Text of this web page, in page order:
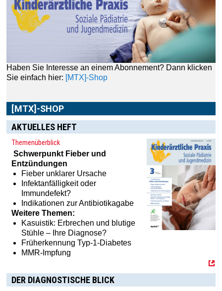
[MTX]-SHOP
Im[MTX]-Shopfinden Sie alle Produkte aus unserem
Verlagsprogramm: Bücher, Zeitschriften oder
Schulungsprogramme sowie praktische Accessoires.
AKTUELLES HEFT
Themenüberblick
Schwerpunkt Fieber und
Entzündungen
Fieber unklarer Ursache
Infektanfälligkeit oder
Immundefekt?
Indikationen zur Antibiotikagabe
Weitere Themen:
Kasuistik: Erbrechen und blutige
Stühle – Ihre Diagnose?
Früherkennung Typ-1-Diabetes
MMR-Impfung
DER DIAGNOSTISCHE BLICK